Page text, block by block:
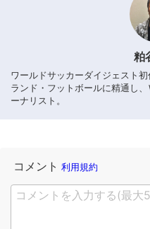
粕
ワールドサッカーダイジェスト
ランド・フットボールに精通し
ーナリスト。